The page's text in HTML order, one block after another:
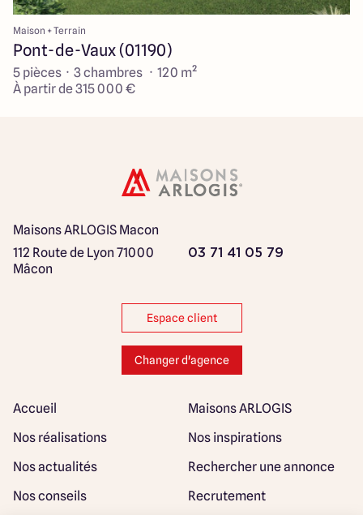
Maison + Terrain
Pont-de-Vaux (01190)
5 pièces · 3 chambres · 120 m²
À partir de 315 000 €
Maisons ARLOGIS Macon
112 Route de Lyon 71000
Mâcon
03 71 41 05 79
Espace client
Changer d'agence
Accueil
Maisons ARLOGIS
Nos réalisations
Nos inspirations
Nos actualités
Rechercher une annonce
Nos conseils
Recrutement